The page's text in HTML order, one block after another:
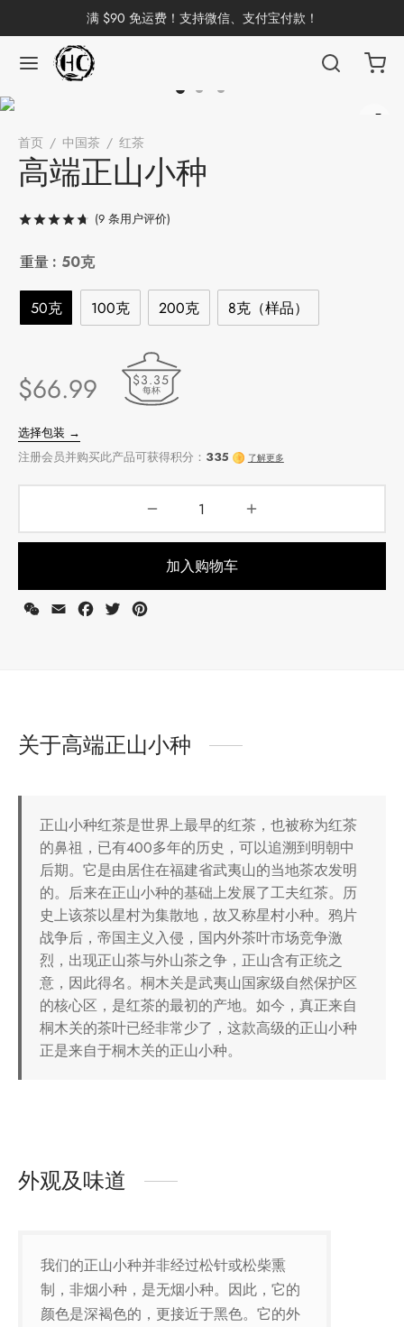
满 $90 免运费！支持微信、支付宝付款！
首页 / 中国茶 / 红茶
高端正山小种
评级/ 5，已有
(9 条用户评价)
重量 : 50克
50克 100克 200克 8克（样品）
$66.99 $3.35
每杯
选择包装 →
注册会员并购买此产品可获得积分：
加入购物车
WeChat
Email Facebook
Twitter
关于高端正山小种
正山小种红茶是世界上最早的红茶，也被称为红茶
的鼻祖，已有400多年的历史，可以追溯到明朝中
后期。它是由居住在福建省武夷山的当地茶农发明
的。后来在正山小种的基础上发展了工夫红茶。历
史上该茶以星村为集散地，故又称星村小种。鸦片
战争后，帝国主义入侵，国内外茶叶市场竞争激
烈，出现正山茶与外山茶之争，正山含有正统之
意，因此得名。桐木关是武夷山国家级自然保护区
的核心区，是红茶的最初的产地。如今，真正来自
桐木关的茶叶已经非常少了，这款高级的正山小种
正是来自于桐木关的正山小种。
外观及味道
我们的正山小种并非经过松针或松柴熏
制，非烟小种，是无烟小种。因此，它的
颜色是深褐色的，更接近于黑色。它的外
返回
分类
分类
返回
返回
分类
返回
分类
返回
因含量分类
返回
分类
返回
分类
返回
周边
具
返回